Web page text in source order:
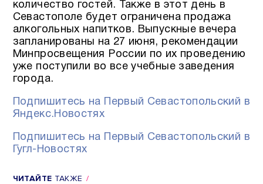
количество гостей. Также в этот день в
Севастополе будет ограничена продажа
алкогольных напитков. Выпускные вечера
запланированы на 27 июня, рекомендации
Минпросвещения России по их проведению
уже поступили во все учебные заведения
города.
Подпишитесь на Первый Севастопольский в
Яндекс.Новостях
Подпишитесь на Первый Севастопольский в
Гугл-Новостях
ЧИТАЙТЕ ТАКЖЕ